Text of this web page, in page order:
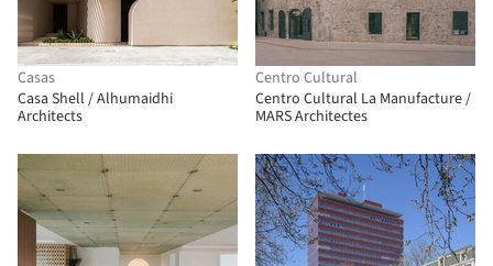
Casas
Casa Shell / Alhumaidhi
Architects
Centro Cultural
Centro Cultural La Manufacture /
MARS Architectes